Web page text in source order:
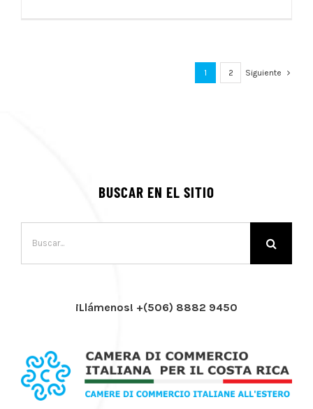
1 2 Siguiente
BUSCAR EN EL SITIO
¡Llámenos! +(506) 8882 9450